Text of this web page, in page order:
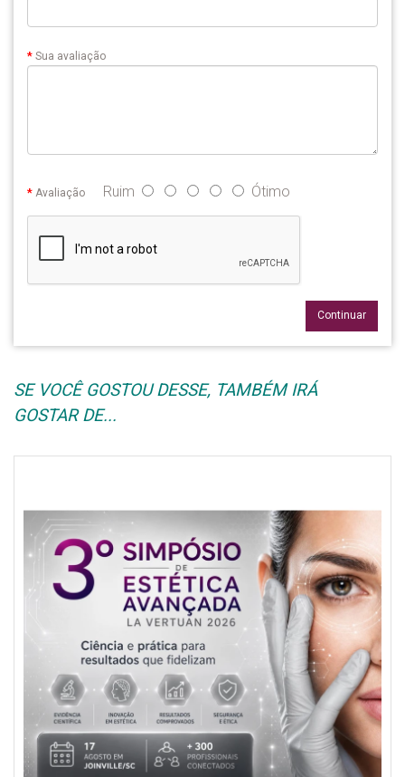
Sua avaliação
Avaliação Ruim Ótimo
Continuar
SE VOCÊ GOSTOU DESSE, TAMBÉM IRÁ
GOSTAR DE...